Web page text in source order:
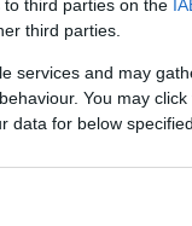
third parties on the
third parties.
services and may
You may
data for below
Τρίτης